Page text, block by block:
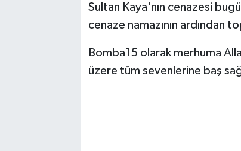
Sultan Kaya'nın cenazesi
cenaze namazının ardından
Bomba15 olarak merhuma
üzere tüm sevenlerine baş